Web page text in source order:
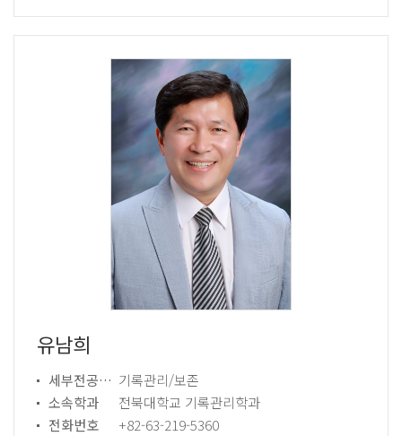
유남희
세부전공분야
기록관리/보존
소속학과
전북대학교 기록관리학과
전화번호
+82-63-219-5360